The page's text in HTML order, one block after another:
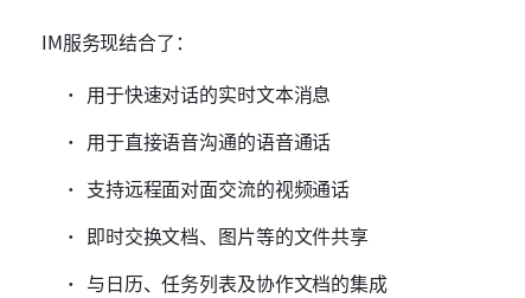
IM服务现结合了：
用于快速对话的实时文本消息
用于直接语音沟通的语音通话
支持远程面对面交流的视频通话
即时交换文档、图片等的文件共享
与日历、任务列表及协作文档的集成